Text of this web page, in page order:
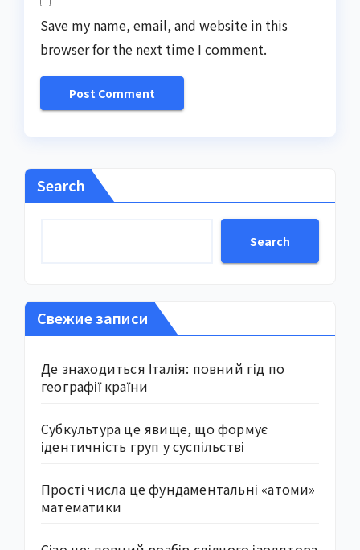
Save my name, email, and website in this
browser for the next time I comment.
Search
Search
Свежие записи
Де знаходиться Італія: повний гід по
географії країни
Субкультура це явище, що формує
ідентичність груп у суспільстві
Прості числа це фундаментальні «атоми»
математики